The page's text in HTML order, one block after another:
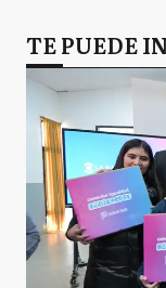
TE PUEDE